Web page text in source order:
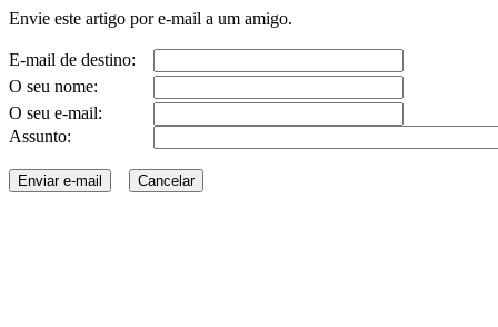
Envie este artigo por e-mail a um amigo.
E-mail de destino:
O seu nome:
O seu e-mail:
Assunto: